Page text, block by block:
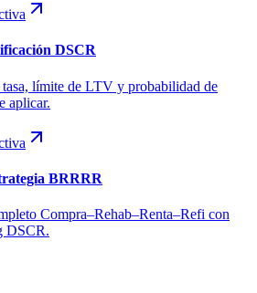
DSCR
tasa, límite de LTV y probabilidad de
aplicar.
BRRRR
Compra–Rehab–Renta–Refi con
DSCR.